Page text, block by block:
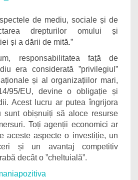
de mediu, sociale și de
drepturilor omului și
și a dării de mită.”
responsabilitatea față de
era considerată ”privilegiul”
și al organizațiilor mari,
95/EU, devine o obligație și
Acest lucru ar putea îngrijora
sunt obișnuiți să aloce resurse
Toți agenții economici ar
aceste aspecte o investiție, un
și un avantaj competitiv
decât o ”cheltuială”.